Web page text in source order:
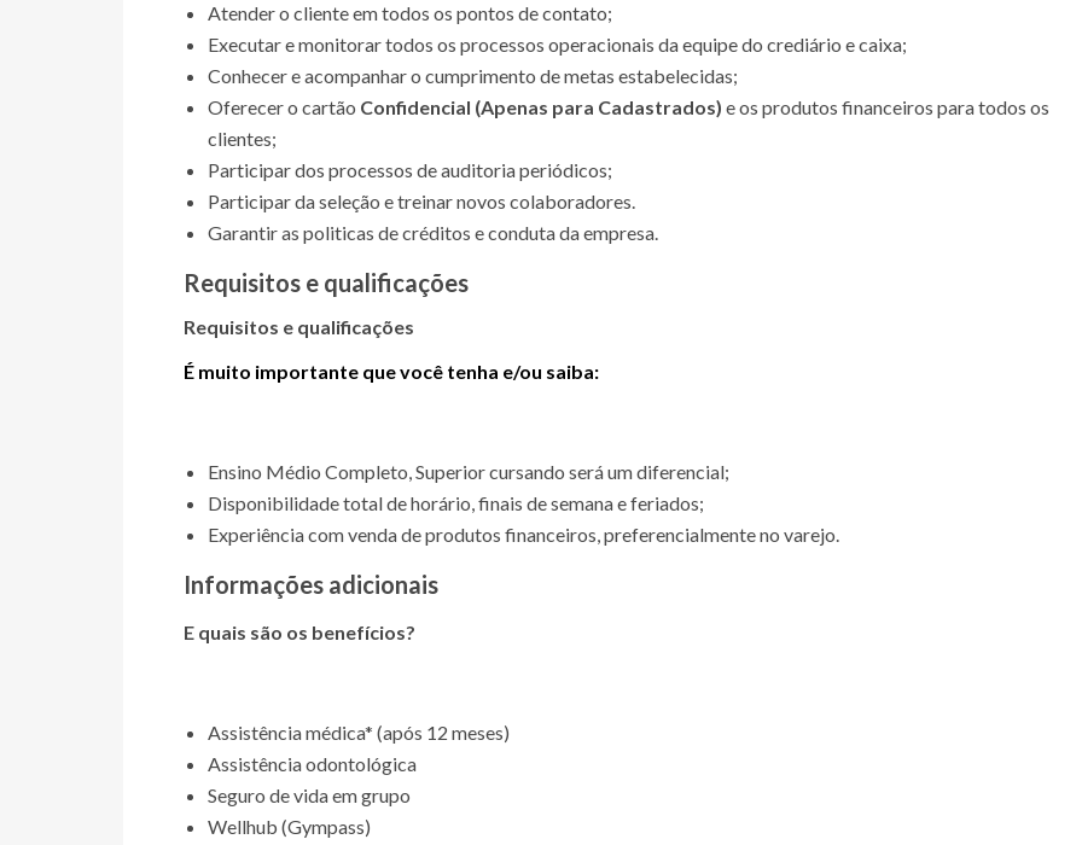
Atender o cliente em todos os pontos de contato;
Executar e monitorar todos os processos operacionais da equipe do crediário e caixa;
Conhecer e acompanhar o cumprimento de metas estabelecidas;
Oferecer o cartão Confidencial (Apenas para Cadastrados) e os produtos financeiros para todos os
clientes;
Participar dos processos de auditoria periódicos;
Participar da seleção e treinar novos colaboradores.
Garantir as politicas de créditos e conduta da empresa.
Requisitos e qualificações
Requisitos e qualificações
É muito importante que você tenha e/ou saiba:
Ensino Médio Completo, Superior cursando será um diferencial;
Disponibilidade total de horário, finais de semana e feriados;
Experiência com venda de produtos financeiros, preferencialmente no varejo.
Informações adicionais
E quais são os benefícios?
Assistência médica* (após 12 meses)
Assistência odontológica
Seguro de vida em grupo
Wellhub (Gympass)